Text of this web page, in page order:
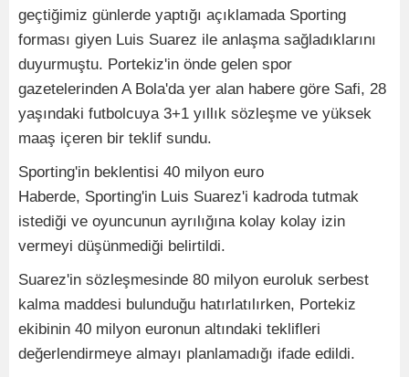
geçtiğimiz günlerde yaptığı açıklamada Sporting
forması giyen Luis Suarez ile anlaşma sağladıklarını
duyurmuştu. Portekiz'in önde gelen spor
gazetelerinden A Bola'da yer alan habere göre Safi, 28
yaşındaki futbolcuya 3+1 yıllık sözleşme ve yüksek
maaş içeren bir teklif sundu.
Sporting'in beklentisi 40 milyon euro
Haberde, Sporting'in Luis Suarez'i kadroda tutmak
istediği ve oyuncunun ayrılığına kolay kolay izin
vermeyi düşünmediği belirtildi.
Suarez'in sözleşmesinde 80 milyon euroluk serbest
kalma maddesi bulunduğu hatırlatılırken, Portekiz
ekibinin 40 milyon euronun altındaki teklifleri
değerlendirmeye almayı planlamadığı ifade edildi.